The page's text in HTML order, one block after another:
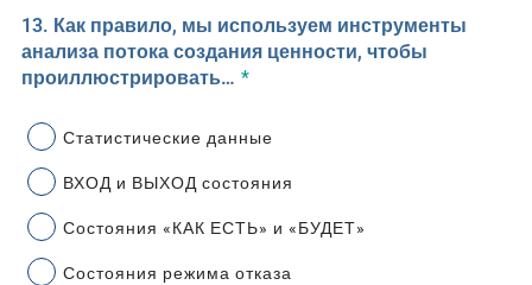
13. Как правило, мы используем инструменты
анализа потока создания ценности, чтобы
проиллюстрировать… *
Статистические данные
ВХОД и ВЫХОД состояния
Состояния «КАК ЕСТЬ» и «БУДЕТ»
Состояния режима отказа